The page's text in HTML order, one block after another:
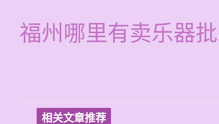
福州哪里有卖乐器
相关文章推荐